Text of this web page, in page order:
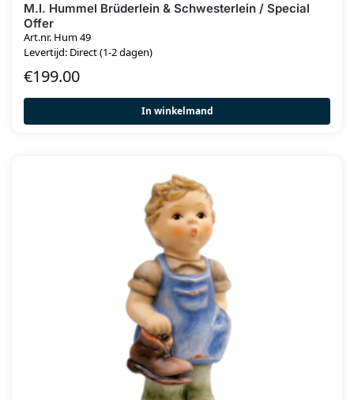
M.I. Hummel Brüderlein & Schwesterlein / Special
Offer
Art.nr. Hum 49
Levertijd: Direct (1-2 dagen)
€199.00
In winkelmand